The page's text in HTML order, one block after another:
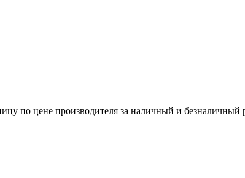
по цене производителя за наличный и